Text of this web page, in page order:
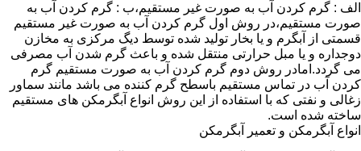
الف : گرم کردن آب به صورت غیر مستقیم،ب : گرم کردن آب به
صورت مستقیم،در روش اول گرم کردن آب به صورت غیر مستقیم
قسمتی از آبگرم و یا بخار تولید شده توسط دیگ مرکزی به مخازن
دوجداره و یا مبل حرارتی منتقل شده و باعث گرم شدن آب مصرفی
می گردد.امادر روش دوم گرم کردن آب به صورت مستقیم گرم
کردن آب در تماس مستقیم باسطح گرم کننده می باشد مانند سماور
زغالی و نفتی که با استفاده از این روش انواع آبگرمکن های مستقیم
ساخته شده است.
انواع آبگرمکن و تعمیر آبگرمکن